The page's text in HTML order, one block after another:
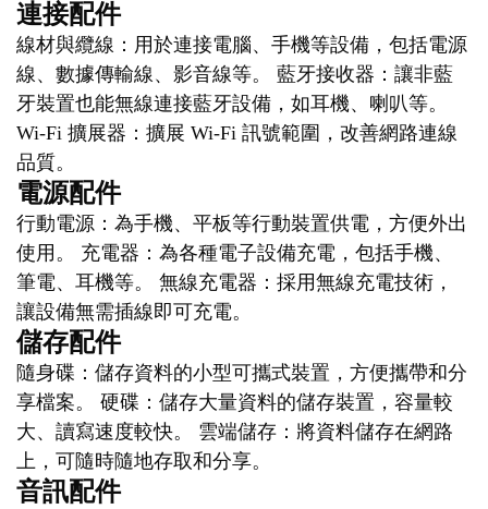
連接配件
線材與纜線：用於連接電腦、手機等設備，包括電源
線、數據傳輸線、影音線等。 藍牙接收器：讓非藍
牙裝置也能無線連接藍牙設備，如耳機、喇叭等。
Wi-Fi 擴展器：擴展 Wi-Fi 訊號範圍，改善網路連線
品質。
電源配件
行動電源：為手機、平板等行動裝置供電，方便外出
使用。 充電器：為各種電子設備充電，包括手機、
筆電、耳機等。 無線充電器：採用無線充電技術，
讓設備無需插線即可充電。
儲存配件
隨身碟：儲存資料的小型可攜式裝置，方便攜帶和分
享檔案。 硬碟：儲存大量資料的儲存裝置，容量較
大、讀寫速度較快。 雲端儲存：將資料儲存在網路
上，可隨時隨地存取和分享。
音訊配件